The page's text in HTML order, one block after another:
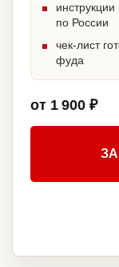
по России
чек-лист
фуда
от 1 900 ₽